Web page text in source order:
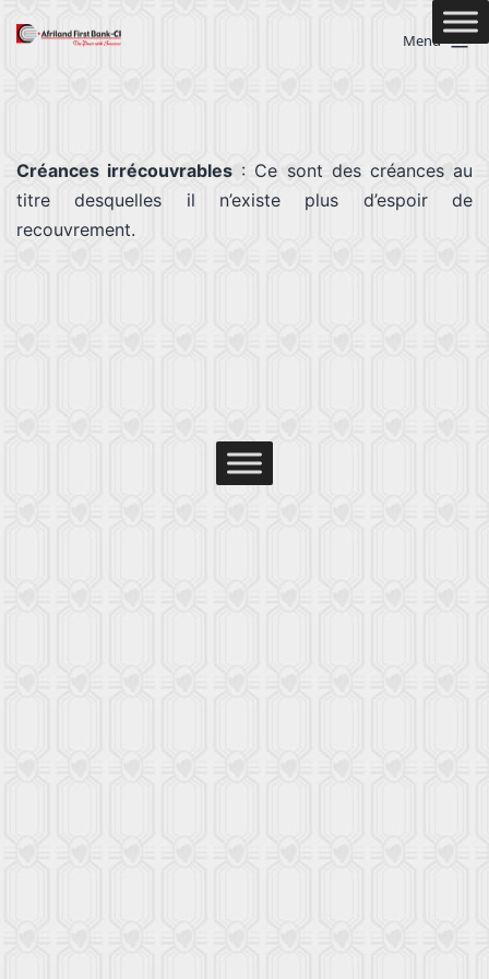
Menu
Créances irrécouvrables : Ce sont des créances au
titre desquelles il n’existe plus d’espoir de
recouvrement.